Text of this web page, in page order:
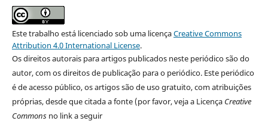
Este trabalho está licenciado sob uma licençaCreative Commons
Attribution 4.0 International License.
Os direitos autorais para artigos publicados neste periódico são do
autor, com os direitos de publicação para o periódico. Este periódico
é de acesso público, os artigos são de uso gratuito, com atribuições
próprias, desde que citada a fonte (por favor, veja a Licença Creative
Commonsno link a seguir